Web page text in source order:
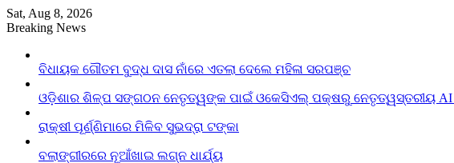
Skip
to
Sat, Aug 8, 2026
Breaking News
ବିଧାୟକ ଗୌତମ ବୁଦ୍ଧ ଦାସ ନାଁରେ ଏତଲା ଦେଲେ ମହିଳା ସରପଞ୍ଚ
ଓଡ଼ିଶାର ଶିଳ୍ପ ସଙ୍ଗଠନ ନେତୃତ୍ୱଙ୍କ ପାଇଁ ଓକେସିଏଲ୍ ପକ୍ଷରୁ ନେତୃତ୍ୱସ୍ତରୀୟ AI
ରାକ୍ଷୀ ପୂର୍ଣ୍ଣିମାରେ ମିଳିବ ସୁଭଦ୍ରା ଟଙ୍କା
ବଲାଙ୍ଗୀରରେ ନୂଆଁଖାଇ ଲଗ୍ନ ଧାର୍ଯ୍ୟ